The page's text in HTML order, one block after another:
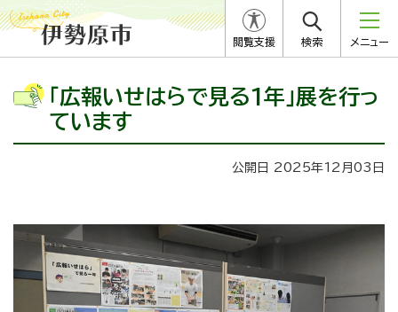
閲覧支援 検索 メニュー
「広報いせはらで見る1年」展を行っ
ています
公開日 2025年12月03日